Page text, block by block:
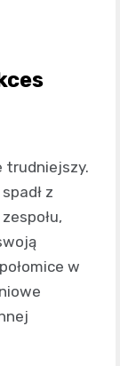
trudniejszy.
z
w